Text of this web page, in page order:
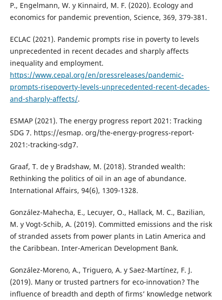
P., Engelmann, W. y Kinnaird, M. F. (2020). Ecology and
economics for pandemic prevention, Science, 369, 379-381.
ECLAC (2021). Pandemic prompts rise in poverty to levels
unprecedented in recent decades and sharply affects
inequality and employment.
https://www.cepal.org/en/pressreleases/pandemic-
prompts-risepoverty-levels-unprecedented-recent-decades-
and-sharply-affects/.
ESMAP (2021). The energy progress report 2021: Tracking
SDG 7. https://esmap. org/the-energy-progress-report-
2021:-tracking-sdg7.
Graaf, T. de y Bradshaw, M. (2018). Stranded wealth:
Rethinking the politics of oil in an age of abundance.
International Affairs, 94(6), 1309-1328.
González-Mahecha, E., Lecuyer, O., Hallack, M. C., Bazilian,
M. y Vogt-Schib, A. (2019). Committed emissions and the risk
of stranded assets from power plants in Latin America and
the Caribbean. Inter-American Development Bank.
González-Moreno, A., Triguero, A. y Saez-Martínez, F. J.
(2019). Many or trusted partners for eco-innovation? The
influence of breadth and depth of firms’ knowledge network